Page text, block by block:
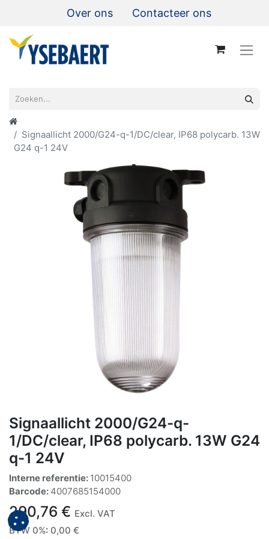
Over ons Contacteer ons
Signaallicht 2000/G24-q-1/DC/clear, IP68 polycarb. 13W
G24 q-1 24V
Signaallicht 2000/G24-q-
1/DC/clear, IP68 polycarb. 13W G24
q-1 24V
Interne referentie: 10015400
Barcode: 4007685154000
290,76 € Excl. VAT
BTW 0%: 0,00 €